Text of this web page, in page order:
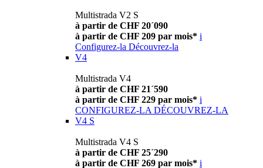
Multistrada V2 S
à partir de CHF 20´090
à partir de CHF 209 par mois* i
Configurez-la Découvrez-la
V4
Multistrada V4
à partir de CHF 21´590
à partir de CHF 229 par mois* i
CONFIGUREZ-LA DÉCOUVREZ-LA
V4 S
Multistrada V4 S
à partir de CHF 25´290
à partir de CHF 269 par mois* i